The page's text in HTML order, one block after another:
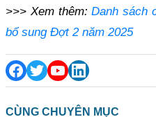
>>> Xem thêm:Danh sách
bổ sung Đợt 2 năm 2025
CÙNG CHUYÊN MỤC